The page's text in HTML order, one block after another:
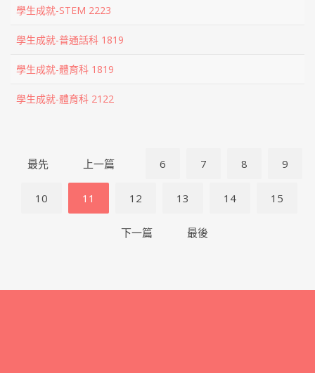
學生成就-STEM 2223
學生成就-普通話科 1819
學生成就-體育科 1819
學生成就-體育科 2122
最先 上一篇 6 7 8 9
10 11 12 13 14 15
下一篇 最後